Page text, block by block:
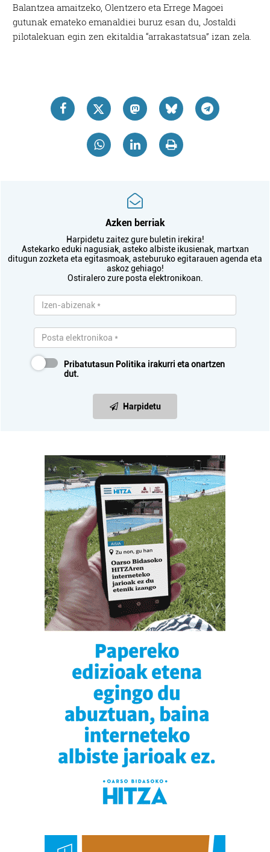
Balantzea amaitzeko, Olentzero eta Errege Magoei
gutunak emateko emanaldiei buruz esan du, Jostaldi
pilotalekuan egin zen ekitaldia “arrakastatsua” izan zela.
Azken berriak
Harpidetu zaitez gure buletin irekira!
Astekarko eduki nagusiak, asteko albiste ikusienak, martxan
ditugun zozketa eta egitasmoak, asteburuko egitarauen agenda eta
askoz gehiago!
Ostiralero zure posta elektronikoan.
Pribatutasun Politika irakurri eta onartzen
dut.
Harpidetu